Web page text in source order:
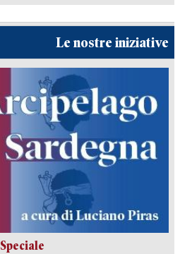
Le nostre iniziative
Speciale